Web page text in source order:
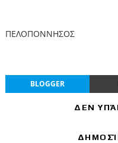
ΠΕΛΟΠΟΝΝΗΣΟΣ
BLOGGER
ΔΕΝ